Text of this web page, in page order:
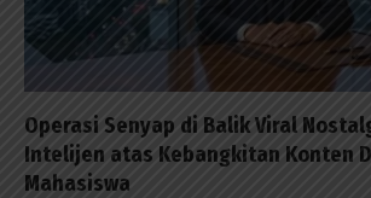
Operasi Senyap di Balik Viral
Intelijen atas Kebangkitan Konten
Mahasiswa